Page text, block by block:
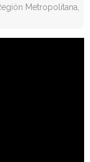
Metropolitana,